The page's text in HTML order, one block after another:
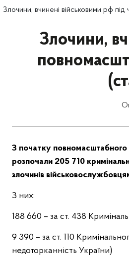
Злочини, вчинені військовими рф під час повномасштабного вторгнення в Україну
Злочини,
З початку повномасштабного
розпочали 205 710
злочинів
З них:
188 660 – за ст. 438
9 390 – за ст. 110
недоторканність України)